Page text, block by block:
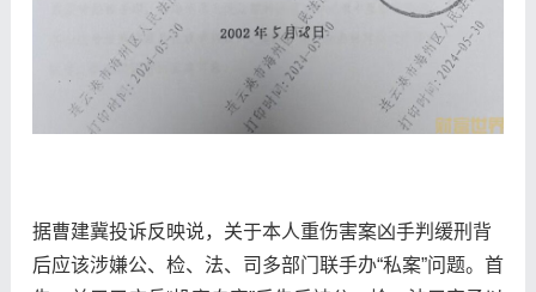
据曹建冀投诉反映说，关于本人重伤害案凶手判缓刑背
后应该涉嫌公、检、法、司多部门联手办“私案”问题。首